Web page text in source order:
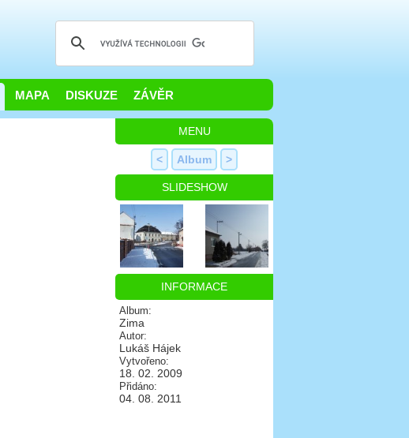
MAPA DISKUZE ZÁVĚR
MENU
< Album >
SLIDESHOW
INFORMACE
Album:
Zima
Autor:
Lukáš Hájek
Vytvořeno:
18. 02. 2009
Přidáno:
04. 08. 2011